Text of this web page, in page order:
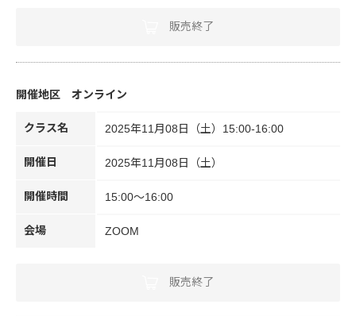
販売終了
オンライン
クラス名 2025年11月08日（土）15:00-16:00
開催日 2025年11月08日（土）
開催時間 15:00～16:00
会場 ZOOM
販売終了